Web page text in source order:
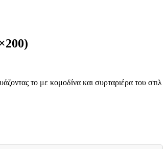
το με κομοδίνα και συρταριέρα του στιλ